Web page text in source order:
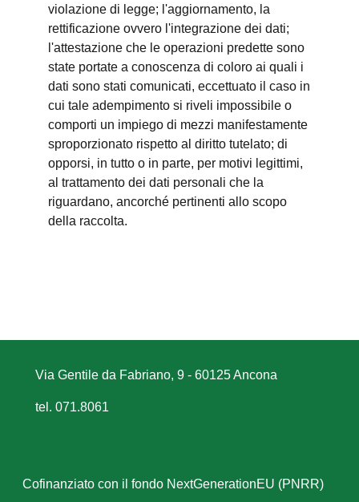
violazione di legge; l'aggiornamento, la
rettificazione ovvero l'integrazione dei dati;
l'attestazione che le operazioni predette sono
state portate a conoscenza di coloro ai quali i
dati sono stati comunicati, eccettuato il caso in
cui tale adempimento si riveli impossibile o
comporti un impiego di mezzi manifestamente
sproporzionato rispetto al diritto tutelato; di
opporsi, in tutto o in parte, per motivi legittimi,
al trattamento dei dati personali che la
riguardano, ancorché pertinenti allo scopo
della raccolta.
Via Gentile da Fabriano, 9 - 60125 Ancona
tel. 071.8061
Cofinanziato con il fondo NextGenerationEU (PNRR)